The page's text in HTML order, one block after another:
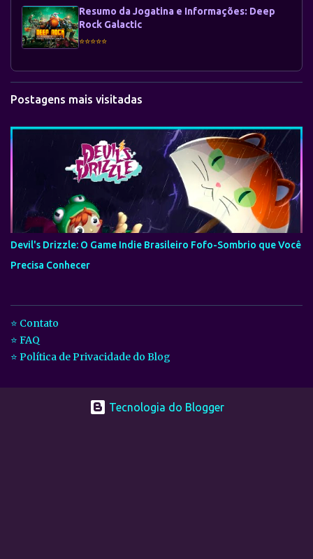
Resumo da Jogatina e Informações: Deep
Rock Galactic
⭐⭐⭐⭐⭐
Postagens mais visitadas
Devil's Drizzle: O Game Indie Brasileiro Fofo-Sombrio que Você
Precisa Conhecer
⭐ Contato
⭐ FAQ
⭐ Política de Privacidade do Blog
Tecnologia do Blogger